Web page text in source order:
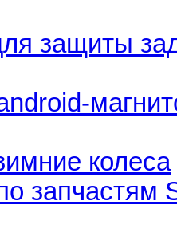
защиты
колеса
запчастям